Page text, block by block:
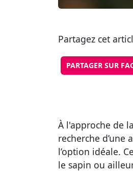
Partagez cet
PARTAGER SUR
À l'approche de
recherche d’une
l’option idéale.
le sapin ou